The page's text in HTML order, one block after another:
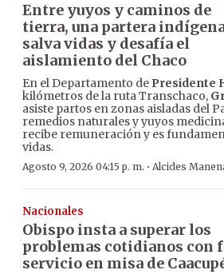
Entre yuyos y caminos de
tierra, una partera
salva vidas y desafía el
aislamiento del Chaco
En el Departamento de Presidente
kilómetros de la ruta Transchaco,
asiste partos en zonas aisladas del
remedios naturales y yuyos
recibe remuneración y es
vidas.
Agosto 9, 2026 04:15 p. m. · Alcides
Nacionales
Obispo insta a superar los
problemas cotidianos con
servicio en misa de